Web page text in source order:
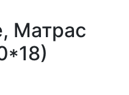
Матрас